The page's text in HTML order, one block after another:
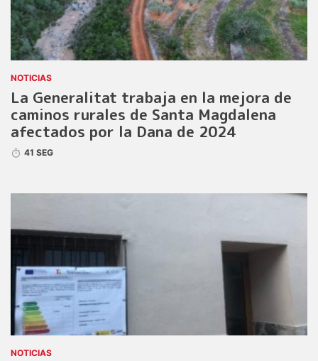
NOTICIAS
La Generalitat trabaja en la mejora de
caminos rurales de Santa Magdalena
afectados por la Dana de 2024
41 SEG
NOTICIAS